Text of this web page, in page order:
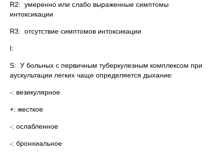
R2: умеренно или слабо выраженные симптомы
интоксикации
R3: отсутствие симптомов интоксикации
I:
S: У больных с первичным туберкулезным комплексом при
аускультации легких чаще определяется дыхание:
-: везикулярное
+: жесткое
-: ослабленное
-: бронхиальное